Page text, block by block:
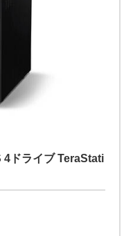
ドライブ TeraStati